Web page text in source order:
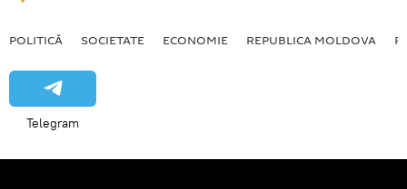
POLITICĂ SOCIETATE ECONOMIE REPUBLICA MOLDOVA
Telegram